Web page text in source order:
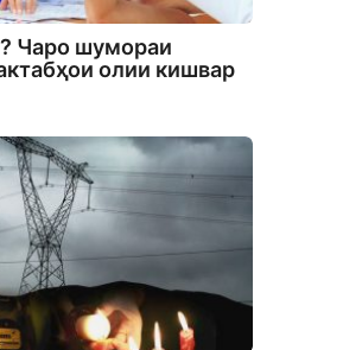
Чаро шумораи
олии кишвар